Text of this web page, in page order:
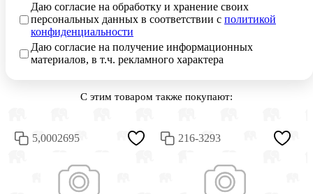
Даю согласие на обработку и хранение своих
персональных данных в соответствии с политикой
конфиденциальности
Даю согласие на получение информационных
материалов, в т.ч. рекламного характера
С этим товаром также покупают:
5,0002695 216-3293